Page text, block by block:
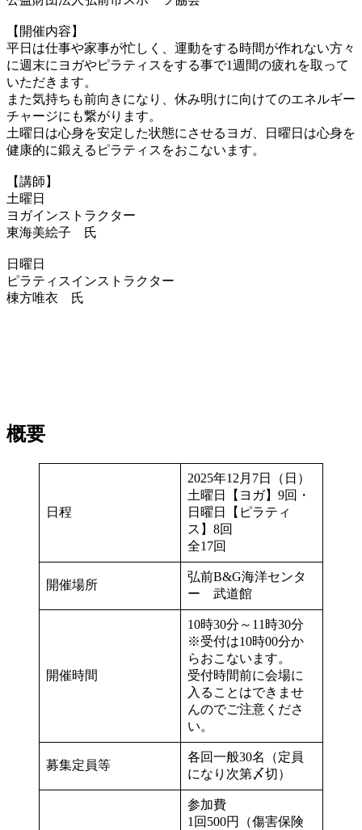
【開催内容】
平日は仕事や家事が忙しく、運動をする時間が作れない方々
に週末にヨガやピラティスをする事で1週間の疲れを取って
いただきます。
また気持ちも前向きになり、休み明けに向けてのエネルギー
チャージにも繋がります。
土曜日は心身を安定した状態にさせるヨガ、日曜日は心身を
健康的に鍛えるピラティスをおこないます。
【講師】
土曜日
ヨガインストラクター
東海美絵子 氏
日曜日
ピラティスインストラクター
棟方唯衣 氏
概要
日程
2025年12月7日（日）
土曜日【ヨガ】9回・
日曜日【ピラティ
ス】8回
全17回
開催場所
弘前B&G海洋センタ
ー 武道館
開催時間
10時30分～11時30分
※受付は10時00分か
らおこないます。
受付時間前に会場に
入ることはできませ
んのでご注意くださ
い。
募集定員等
各回一般30名（定員
になり次第〆切）
参加費
1回500円（傷害保険